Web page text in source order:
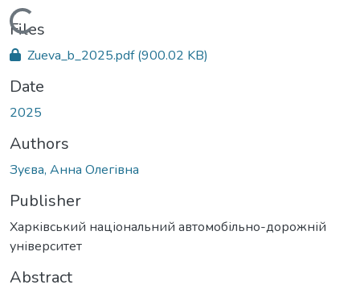
Loading...
Files
Zueva_b_2025.pdf(900.02 KB)
Date
2025
Authors
Зуєва, Анна Олегівна
Publisher
Харківський національний автомобільно-дорожній
університет
Abstract